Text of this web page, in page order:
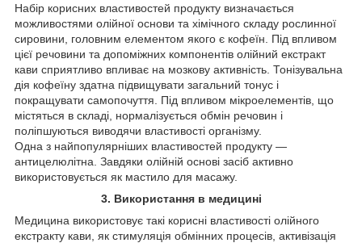
Набір корисних властивостей продукту визначається
можливостями олійної основи та хімічного складу рослинної
сировини, головним елементом якого є кофеїн. Під впливом
цієї речовини та допоміжних компонентів олійний екстракт
кави сприятливо впливає на мозкову активність. Тонізувальна
дія кофеїну здатна підвищувати загальний тонус і
покращувати самопочуття. Під впливом мікроелементів, що
містяться в складі, нормалізується обмін речовин і
поліпшуються виводячи властивості організму.
Одна з найпопулярніших властивостей продукту —
антицелюлітна. Завдяки олійній основі засіб активно
використовується як мастило для масажу.
3. Використання в медицині
Медицина використовує такі корисні властивості олійного
екстракту кави, як стимуляція обмінних процесів, активізація